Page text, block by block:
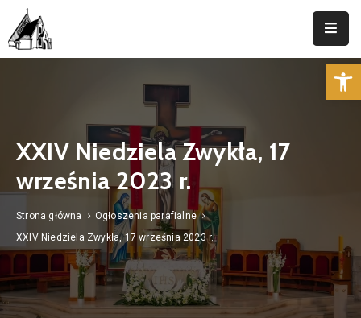
Duszpasterstwo
Cmentarz
Kancelaria
Kontakt
XXIV Niedziela Zwykła, 17
września 2023 r.
Strona główna
Ogłoszenia parafialne
XXIV Niedziela Zwykła, 17 września 2023 r.